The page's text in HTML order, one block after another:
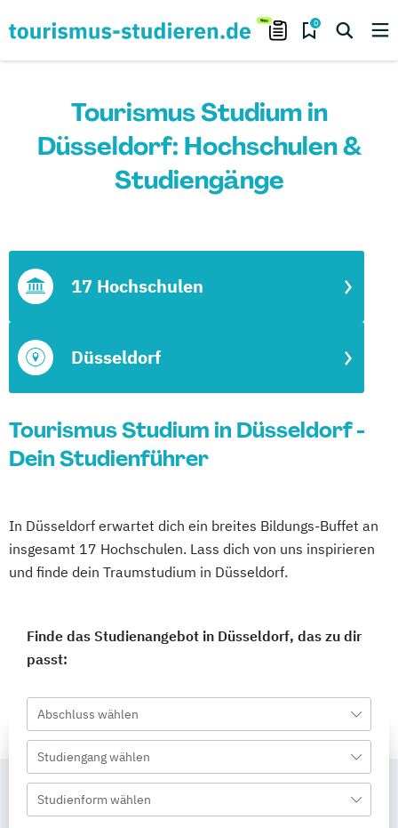
0
Tourismus Studium in
Düsseldorf: Hochschulen &
Studiengänge
Düsseldorf
17 Hochschulen
Tourismus Studium in Düsseldorf -
Dein Studienführer
In Düsseldorf erwartet dich ein breites Bildungs-Buffet an
insgesamt 17 Hochschulen. Lass dich von uns inspirieren
und finde dein Traumstudium in Düsseldorf.
Finde das Studienangebot in Düsseldorf, das zu dir
passt:
Abschluss wählen
Studiengang wählen
Studienform wählen